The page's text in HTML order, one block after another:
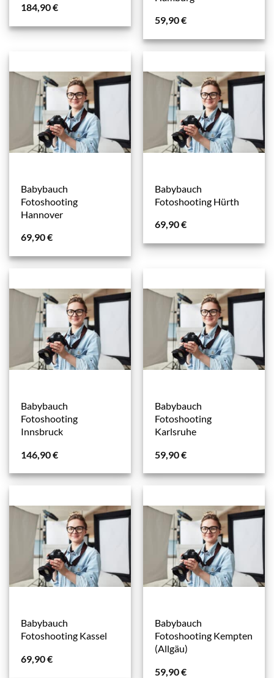
184,90€
59,90€
Babybauch
Fotoshooting
Hannover
69,90€
Babybauch
Fotoshooting Hürth
69,90€
Babybauch
Fotoshooting
Innsbruck
146,90€
Babybauch
Fotoshooting
Karlsruhe
59,90€
Babybauch
Fotoshooting Kassel
69,90€
Babybauch
Fotoshooting Kempten
(Allgäu)
59,90€